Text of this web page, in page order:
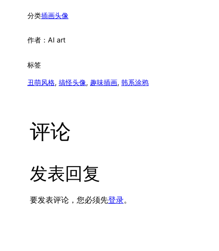
分类插画头像
作者： AI art
标签
丑萌风格, 搞怪头像, 趣味插画, 韩系涂鸦
评论
发表回复
要发表评论，您必须先登录。